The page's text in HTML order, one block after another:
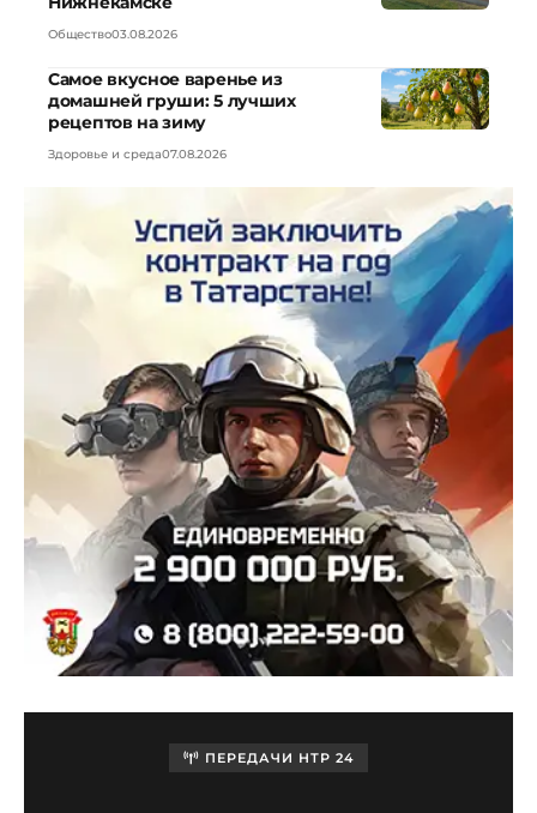
Общество03.08.2026
Самое вкусное варенье из
домашней груши: 5 лучших
рецептов на зиму
Здоровье и среда07.08.2026
ПЕРЕДАЧИ НТР 24